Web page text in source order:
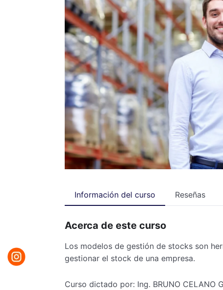
Información del curso Reseñas
Acerca de este curso
Los modelos de gestión de stocks son
gestionar el stock de una empresa.
Curso dictado por: Ing. BRUNO CELANO